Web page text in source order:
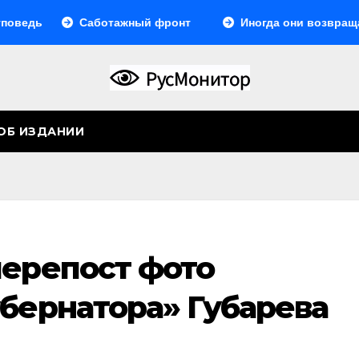
Саботажный фронт Иногда они
ИЗДАНИИ
фото
Губарева